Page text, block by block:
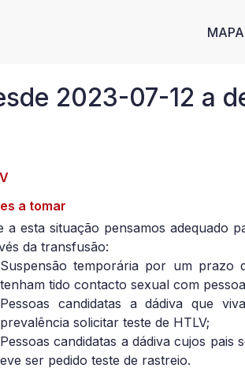
MAPA
2023-07-12 a
a tomar
a esta situação pensamos adequado
da transfusão:
Suspensão temporária por um prazo
tenham tido contacto sexual com
Pessoas candidatas a dádiva que
prevalência solicitar teste de HTLV;
Pessoas candidatas a dádiva cujos
eve ser pedido teste de rastreio.